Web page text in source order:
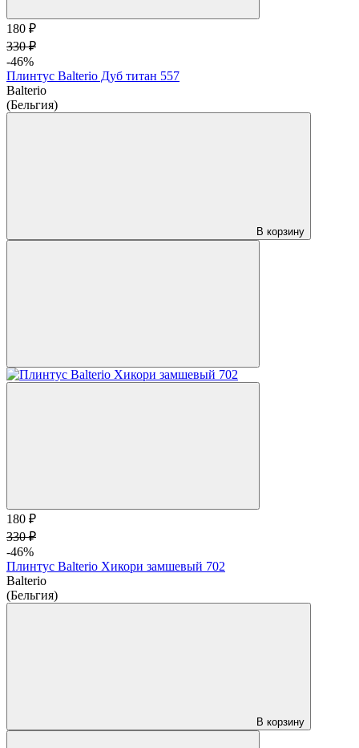
180 ₽
330 ₽
-46%
Плинтус Balterio Дуб титан 557
Balterio
(Бельгия)
В корзину
180 ₽
330 ₽
-46%
Плинтус Balterio Хикори замшевый 702
Balterio
(Бельгия)
В корзину